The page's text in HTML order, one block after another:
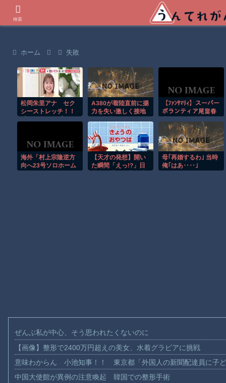
ホーム 失敗
松岡朱里アナ セク
シーストレッチ！！
A380が着陸直前に揚
力を失い激しく接地
【ﾌｧﾝｻﾏﾘｨ】スーパー
ボランティア尾畠春
りへ「自分の飲む水
は自分で持ってい
く」「対価・飲食は
一切頂かない」
海外「村上宗隆逆方
向へ23号ソロホーム
【天才の発想】開い
た瞬間「えっ!?」日
母｢再婚するわ｣ 当時
俺｢はあ‥‥｣
ぜんぶ私が中心、そう思われたくないのに
【画像】整形で2400万円超えの美女、水着グラビアに挑戦
意味わからん 小池知事！！ 東京都「外国人の新聞配達員に子
中国大使館が異例の注意喚起 韓国での整形手術
検索